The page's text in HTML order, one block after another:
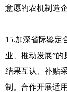
意愿的农机制造
15.加深省际鉴定
业、推动发展”
结果互认、补贴
制。合作开展适